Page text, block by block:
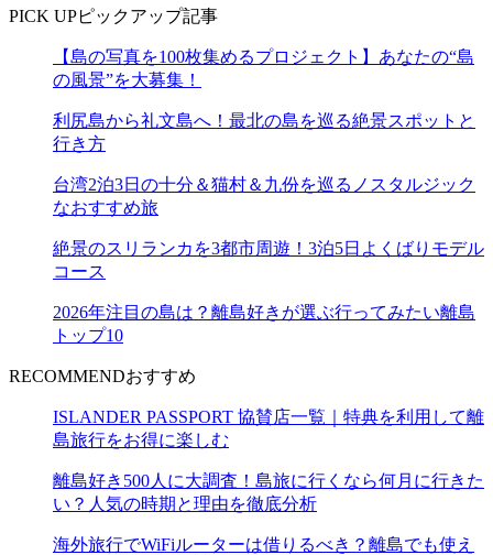
PICK UPピックアップ記事
【島の写真を100枚集めるプロジェクト】あなたの“島
の風景”を大募集！
利尻島から礼文島へ！最北の島を巡る絶景スポットと
行き方
台湾2泊3日の十分＆猫村＆九份を巡るノスタルジック
なおすすめ旅
絶景のスリランカを3都市周遊！3泊5日よくばりモデル
コース
2026年注目の島は？離島好きが選ぶ行ってみたい離島
トップ10
RECOMMENDおすすめ
ISLANDER PASSPORT 協賛店一覧｜特典を利用して離
島旅行をお得に楽しむ
離島好き500人に大調査！島旅に行くなら何月に行きた
い？人気の時期と理由を徹底分析
海外旅行でWiFiルーターは借りるべき？離島でも使え